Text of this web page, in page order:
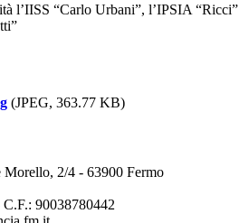
l’IISS “Carlo Urbani”, l’IPSIA “Ricci”
(JPEG, 363.77 KB)
Morello, 2/4 - 63900 Fermo
90038780442